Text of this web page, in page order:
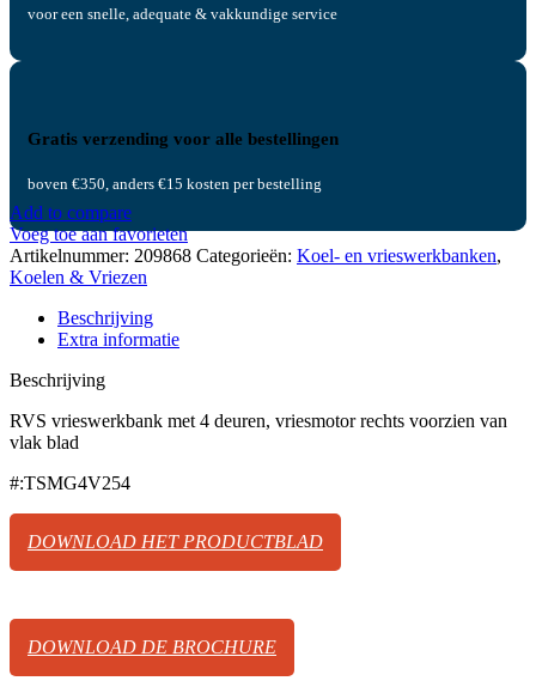
voor een snelle, adequate & vakkundige service
Gratis verzending voor alle bestellingen
boven €350, anders €15 kosten per bestelling
Add to compare
Voeg toe aan favorieten
Artikelnummer: 209868 Categorieën: Koel- en vrieswerkbanken,
Koelen & Vriezen
Beschrijving
Extra informatie
Beschrijving
RVS vrieswerkbank met 4 deuren, vriesmotor rechts voorzien van
vlak blad
#:TSMG4V254
DOWNLOAD HET PRODUCTBLAD
DOWNLOAD DE BROCHURE